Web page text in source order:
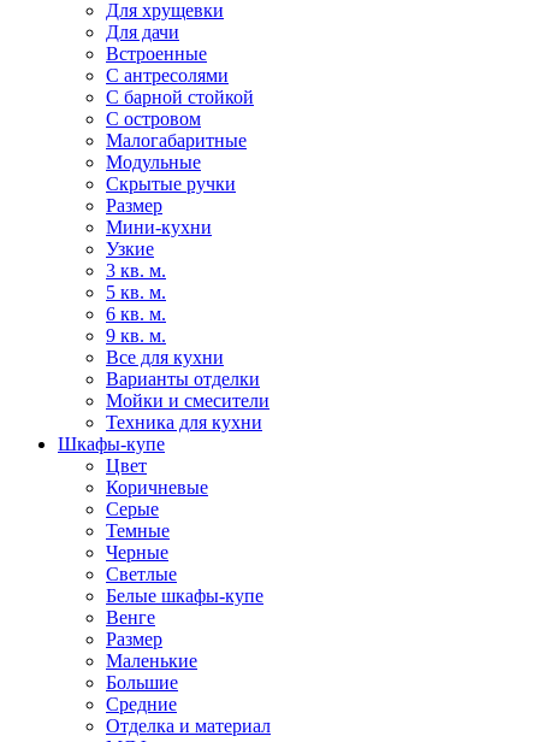
Для хрущевки
Для дачи
Встроенные
С антресолями
С барной стойкой
С островом
Малогабаритные
Модульные
Скрытые ручки
Размер
Мини-кухни
Узкие
3 кв. м.
5 кв. м.
6 кв. м.
9 кв. м.
Все для кухни
Варианты отделки
Мойки и смесители
Техника для кухни
Шкафы-купе
Цвет
Коричневые
Серые
Темные
Черные
Светлые
Белые шкафы-купе
Венге
Размер
Маленькие
Большие
Средние
Отделка и материал